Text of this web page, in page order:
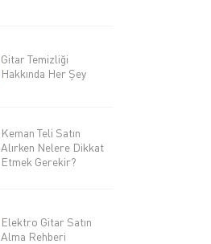
Gitar Temizliği
Hakkında Her Şey
Keman Teli Satın
Alırken Nelere Dikkat
Etmek Gerekir?
Elektro Gitar Satın
Alma Rehberi